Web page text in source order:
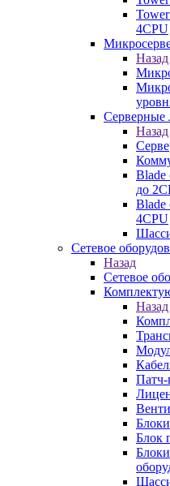
4CPU
Назад
Серверные
Назад
Blade
до
Blade
4CPU
Сетевое
Назад
Сетевое
Назад
Блок